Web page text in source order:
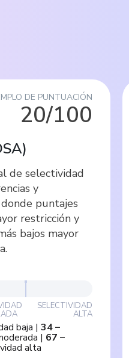
DE PUNTUACIÓN
20/100
)
de selectividad
y
puntajes
restricción y
bajos mayor
SELECTIVIDAD
ALTA
baja | 34–
| 67 –
alta